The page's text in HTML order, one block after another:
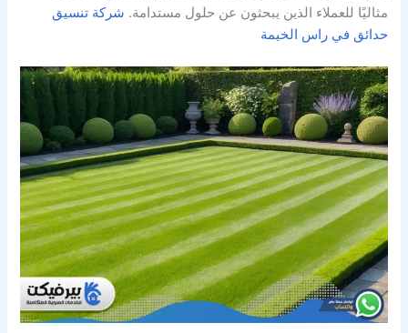
مثاليًا للعملاء الذين يبحثون عن حلول مستدامة. شركة تنسيق
حدائق في راس الخيمة